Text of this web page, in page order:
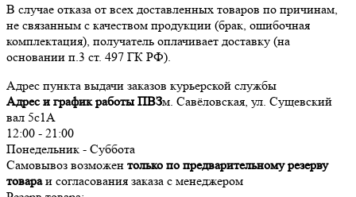
В случае отказа от всех доставленных товаров по причинам,
не связанным с качеством продукции (брак, ошибочная
комплектация), получатель оплачивает доставку (на
основании п.3 ст. 497 ГК РФ).
Адрес пункта выдачи заказов курьерской службы
Адрес и график работы ПВЗм. Савёловская, ул. Сущевский
вал 5с1А
12:00 - 21:00
Понедельник - Суббота
Самовывоз возможен только по предварительному резерву
товараи согласования заказа с менеджером